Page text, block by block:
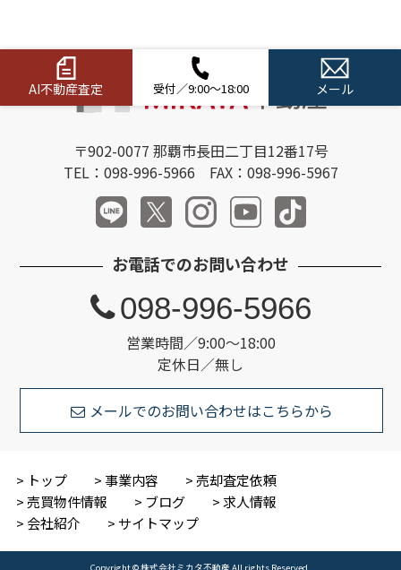
AI不動産査定 受付／9:00～18:00 メール
〒902-0077 那覇市長田二丁目12番17号
TEL：098-996-5966 FAX：098-996-5967
お電話でのお問い合わせ
営業時間／9:00～18:00
定休日／無し
098-996-5966
メールでのお問い合わせはこちらから
トップ 事業内容
売却査定依頼
売買物件情報
ブログ
求人情報
会社紹介
サイトマップ
Copyright © 株式会社ミカタ不動産 All rights Reserved.